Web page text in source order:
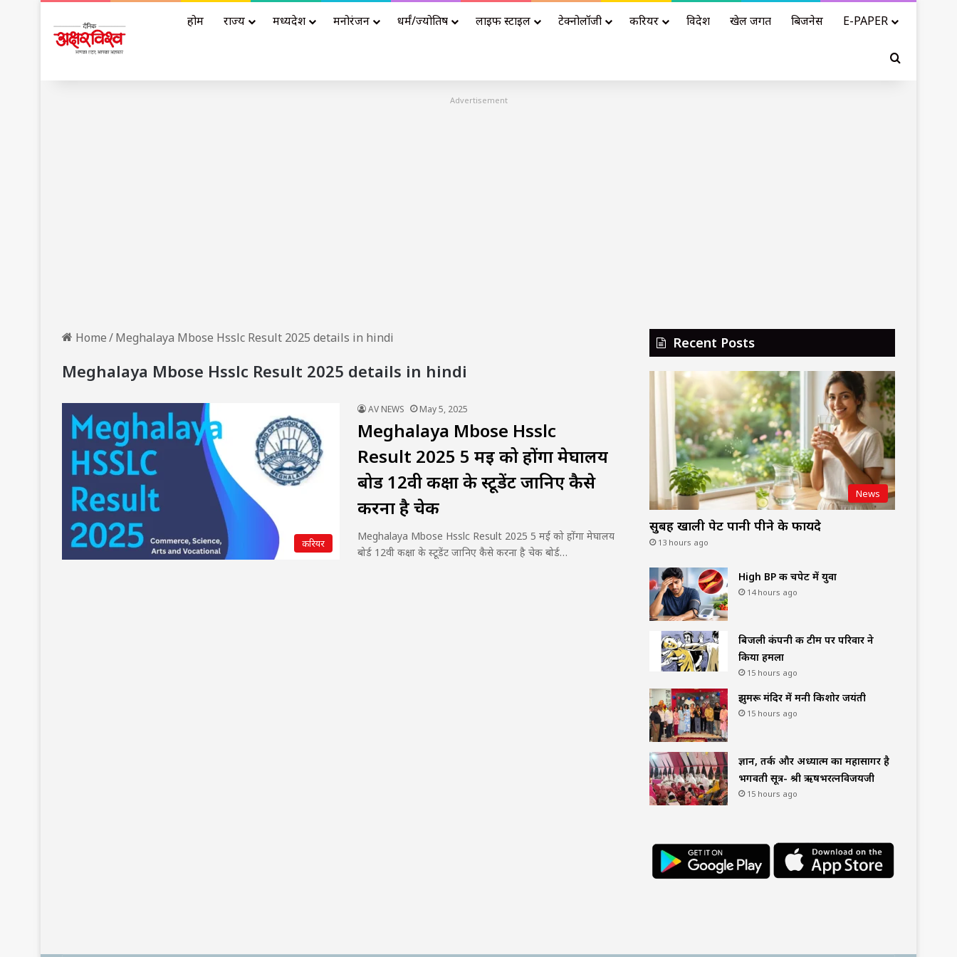
होम राज्य मध्यप्रदेश मनोरंजन धर्मं/ज्योतिष लाइफ स्टाइल टेक्नोलॉजी करियर विदेश खेल जगत बिजनेस E-PAPER
Search for
Advertisement
Home/Meghalaya Mbose Hsslc Result 2025 details in hindi
Meghalaya Mbose Hsslc Result 2025 details in hindi
करियर
AV NEWS May 5, 2025
Meghalaya Mbose Hsslc
Result 2025 5 मई को होंगा मेघालय
बोर्ड 12वी कक्षा के स्टूडेंट जानिए कैसे
करना है चेक
Meghalaya Mbose Hsslc Result 2025 5 मई को होंगा मेघालय
बोर्ड 12वी कक्षा के स्टूडेंट जानिए कैसे करना है चेक बोर्ड…
Recent Posts
News
सुबह खाली पेट पानी पीने के फायदे
13 hours ago
High BP की चपेट में युवा
14 hours ago
बिजली कंपनी की टीम पर परिवार ने
किया हमला
15 hours ago
झुमरू मंदिर में मनी किशोर जयंती
15 hours ago
ज्ञान, तर्क और अध्यात्म का महासागर है
भगवती सूत्र- श्री ऋषभरत्नविजयजी
15 hours ago